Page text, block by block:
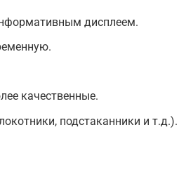
дисплеем.
качественные.
подстаканники и т.д.).